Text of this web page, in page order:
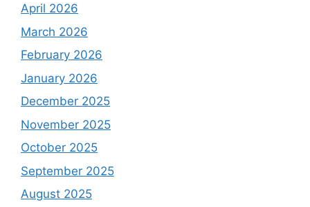
April 2026
March 2026
February 2026
January 2026
December 2025
November 2025
October 2025
September 2025
August 2025